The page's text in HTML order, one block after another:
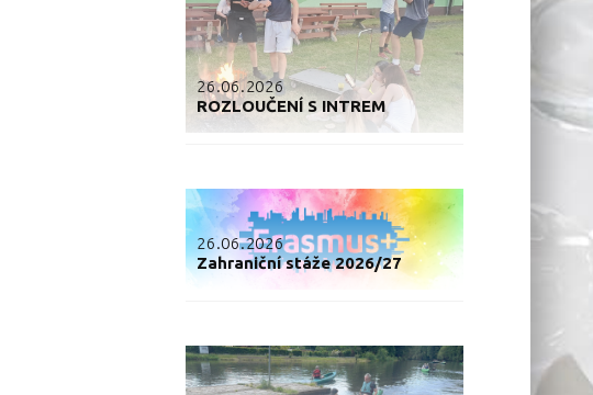
26.06.2026
ROZLOUČENÍ S INTREM
26.06.2026
Zahraniční stáže 2026/27